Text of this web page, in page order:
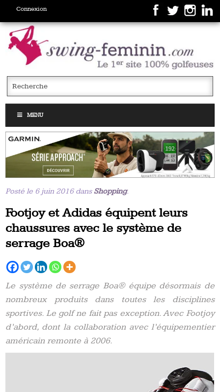
Connexion
MENU
Posté le 6 juin 2016 dansShopping.
Footjoy et Adidas équipent leurs
chaussures avec le système de
serrage Boa®
Le système de serrage Boa® équipe désormais de
nombreux produits dans toutes les disciplines
sportives. Le golf ne fait pas exception. Avec Footjoy
d’abord, dont la collaboration avec l’équipementier
américain remonte à 2006.